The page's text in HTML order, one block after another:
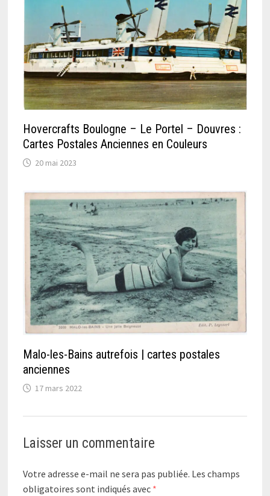
Hovercrafts Boulogne – Le Portel – Douvres :
Cartes Postales Anciennes en Couleurs
20 mai 2023
Malo-les-Bains autrefois | cartes postales
anciennes
17 mars 2022
Laisser un commentaire
Votre adresse e-mail ne sera pas publiée. Les champs
obligatoires sont indiqués avec *